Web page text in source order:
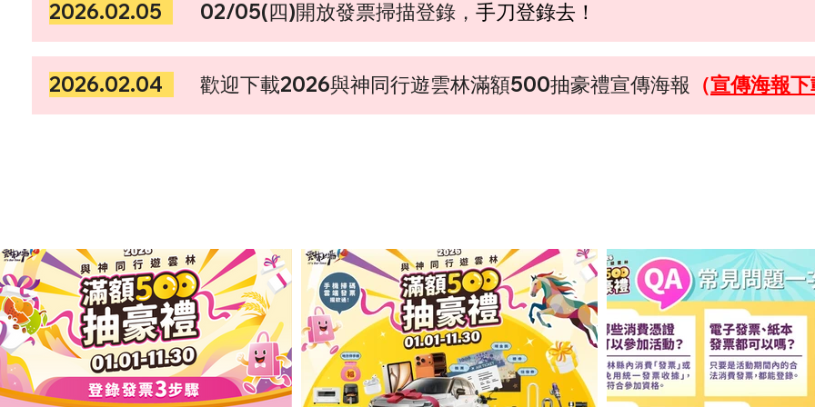
2026.02.05 02/05(四)開放發票掃描登錄， 手刀登錄去！
2026.02.04 歡迎下載2026與神同行遊雲林滿額500抽豪禮宣傳海報 （宣傳海報